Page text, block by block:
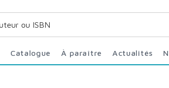
Catalogue À paraître Actualités